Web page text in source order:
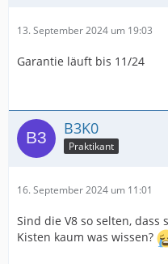
13. September 2024 um 19:03
Garantie läuft bis 11/24
B3K0
Praktikant
16. September 2024 um 11:01
Sind die V8 so selten, dass
Kisten kaum was wissen?